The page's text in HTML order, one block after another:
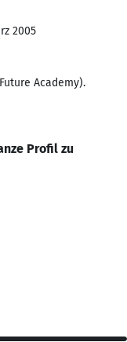
2005
Academy).
Profil zu